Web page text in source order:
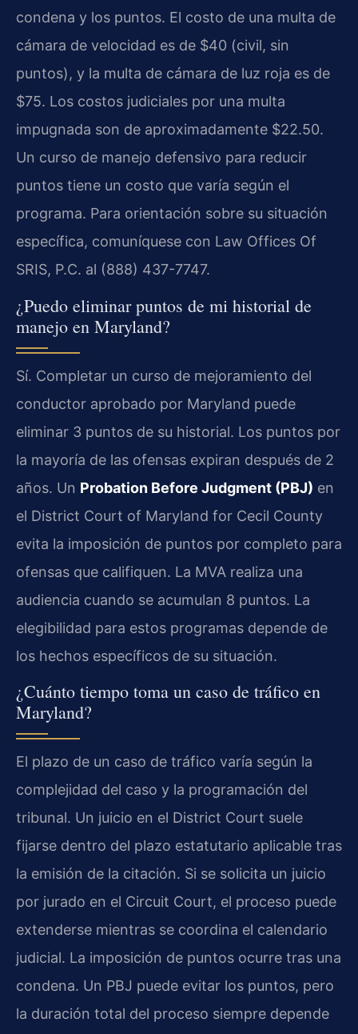
condena y los puntos. El costo de una multa de
cámara de velocidad es de $40 (civil, sin
puntos), y la multa de cámara de luz roja es de
$75. Los costos judiciales por una multa
impugnada son de aproximadamente $22.50.
Un curso de manejo defensivo para reducir
puntos tiene un costo que varía según el
programa. Para orientación sobre su situación
específica, comuníquese con Law Offices Of
SRIS, P.C. al (888) 437-7747.
¿Puedo eliminar puntos de mi historial de
manejo en Maryland?
Sí. Completar un curso de mejoramiento del
conductor aprobado por Maryland puede
eliminar 3 puntos de su historial. Los puntos por
la mayoría de las ofensas expiran después de 2
años. Un Probation Before Judgment (PBJ) en
el District Court of Maryland for Cecil County
evita la imposición de puntos por completo para
ofensas que califiquen. La MVA realiza una
audiencia cuando se acumulan 8 puntos. La
elegibilidad para estos programas depende de
los hechos específicos de su situación.
¿Cuánto tiempo toma un caso de tráfico en
Maryland?
El plazo de un caso de tráfico varía según la
complejidad del caso y la programación del
tribunal. Un juicio en el District Court suele
fijarse dentro del plazo estatutario aplicable tras
la emisión de la citación. Si se solicita un juicio
por jurado en el Circuit Court, el proceso puede
extenderse mientras se coordina el calendario
judicial. La imposición de puntos ocurre tras una
condena. Un PBJ puede evitar los puntos, pero
la duración total del proceso siempre depende